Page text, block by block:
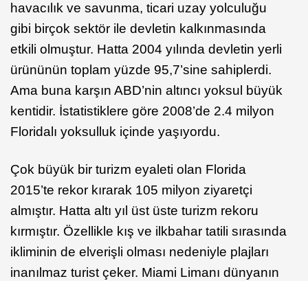
havacılık ve savunma, ticari uzay yolculuğu
gibi birçok sektör ile devletin kalkınmasında
etkili olmuştur. Hatta 2004 yılında devletin yerli
ürününün toplam yüzde 95,7’sine sahiplerdi.
Ama buna karşın ABD’nin altıncı yoksul büyük
kentidir. İstatistiklere göre 2008’de 2.4 milyon
Floridalı yoksulluk içinde yaşıyordu.
Çok büyük bir turizm eyaleti olan Florida
2015’te rekor kırarak 105 milyon ziyaretçi
almıştır. Hatta altı yıl üst üste turizm rekoru
kırmıştır. Özellikle kış ve ilkbahar tatili sırasında
ikliminin de elverişli olması nedeniyle plajları
inanılmaz turist çeker. Miami Limanı dünyanın